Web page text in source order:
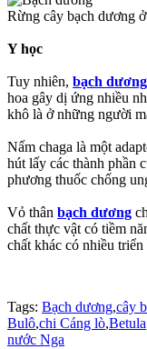
Rừng cây bạch dương
Y học
Tuy nhiên, bạch dương
hoa gây dị ứng nhiều
khô là ở những người
Nấm chaga là một
hút lấy các thành phần
phương thuốc chống
Vỏ thân bạch dương
chất thực vật có tiềm
chất khác có nhiều
Tags: Bạch dương,cây
Bulô,chi Cáng lò,Betula
nước Nga